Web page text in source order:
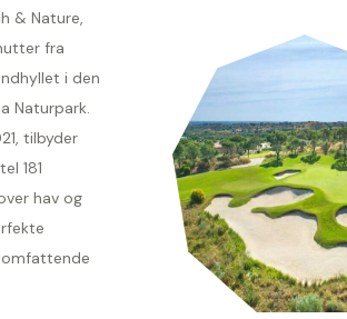
& Nature,
fra
i den
Naturpark.
tilbyder
181
hav og